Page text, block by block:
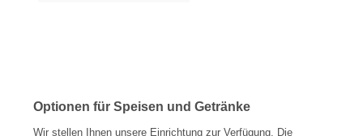
Optionen für Speisen und Getränke
Wir stellen Ihnen unsere Einrichtung zur Verfügung. Die